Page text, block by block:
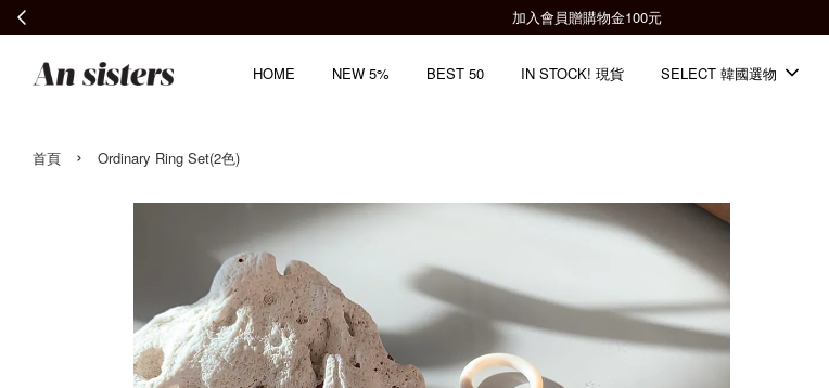
HOME NEW 5% BEST 50 IN STOCK! 現貨 SELECT 韓國選物
首頁 › Ordinary Ring Set(2色)